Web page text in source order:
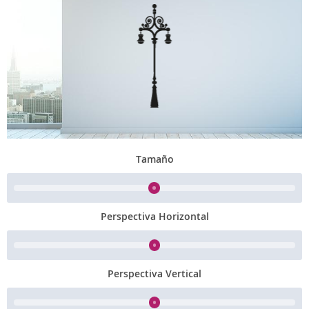
Tamaño
Perspectiva Horizontal
Perspectiva Vertical